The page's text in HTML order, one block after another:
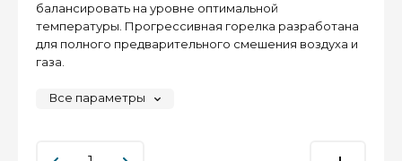
балансировать на уровне оптимальной
температуры. Прогрессивная горелка разработана
для полного предварительного смешения воздуха и
газа.
Все параметры